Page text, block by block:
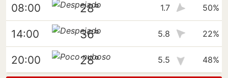
08:00 28° 1.7 50%
14:00 36° 5.8 22%
20:00 28° 5.5 48%